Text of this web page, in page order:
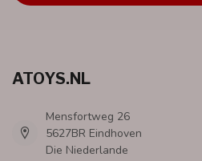
ATOYS.NL
Mensfortweg 26
5627BR Eindhoven
Die Niederlande